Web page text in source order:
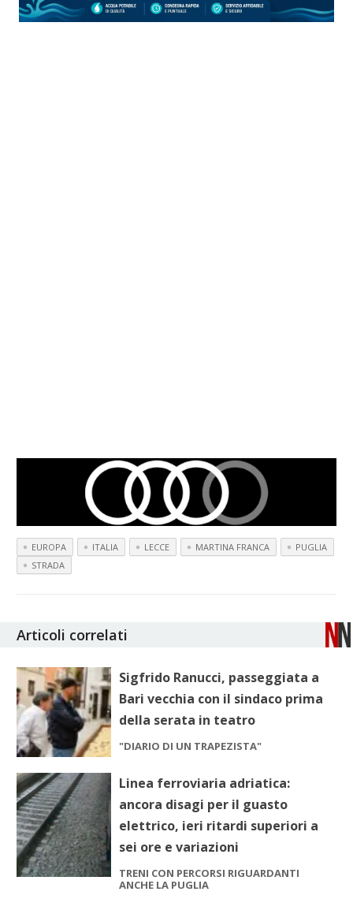
EUROPA ITALIA LECCE MARTINA FRANCA
PUGLIA
STRADA
Articoli correlati
Sigfrido Ranucci, passeggiata a
Bari vecchia con il sindaco prima
della serata in teatro
"DIARIO DI UN TRAPEZISTA"
Linea ferroviaria adriatica:
ancora disagi per il guasto
elettrico, ieri ritardi superiori a
sei ore e variazioni
TRENI CON PERCORSI RIGUARDANTI
ANCHE LA PUGLIA